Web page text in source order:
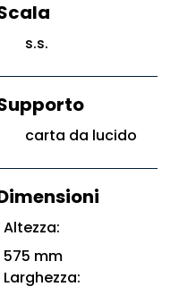
s.s.
carta da lucido
Altezza:
575 mm
Larghezza: